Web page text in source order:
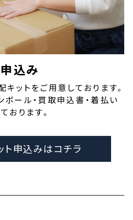
込み
ットをご用意しております。
ール・買取申込書・着払い
おります。
ト申込みはコチラ